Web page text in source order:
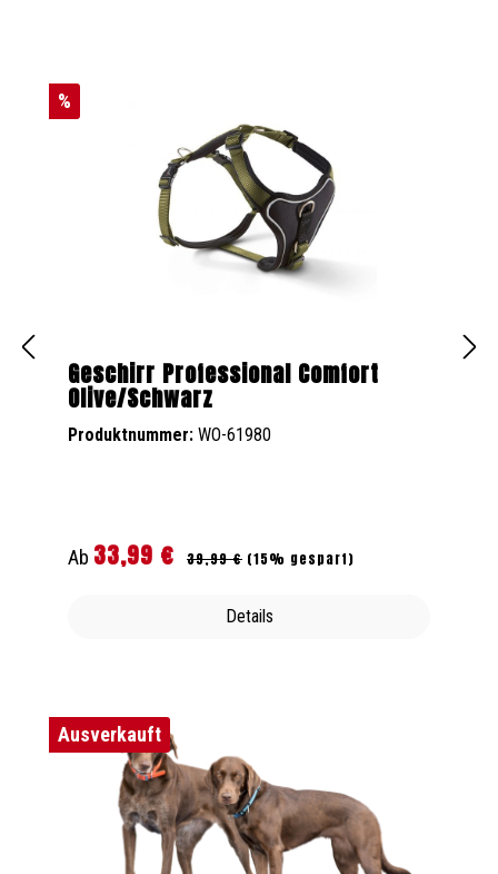
%
Geschirr Professional Comfort
Olive/Schwarz
Produktnummer: WO-61980
Verkaufspreis:
Ab 33,99 € Regulärer Preis:
39,99 € (15% gespart)
Details
Ausverkauft